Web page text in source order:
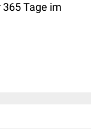
Tage im